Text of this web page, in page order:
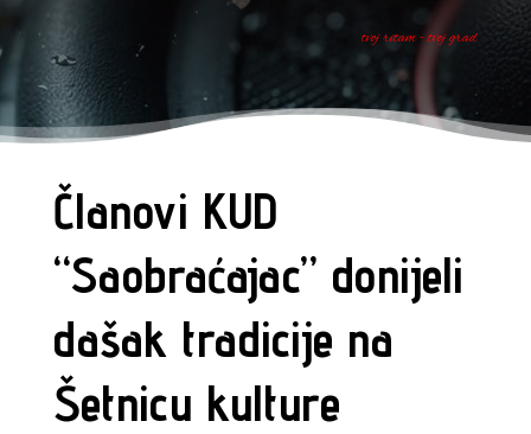
tvoj ritam - tvoj grad
Članovi KUD
“Saobraćajac” donijeli
dašak tradicije na
Šetnicu kulture